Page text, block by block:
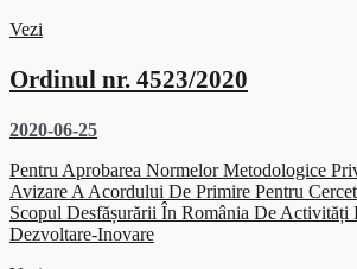
Vezi
Ordinul nr. 4523/2020
2020-06-25
Pentru Aprobarea Normelor Metodologice
Avizare A Acordului De Primire Pentru
Scopul Desfășurării În România De Activități
Dezvoltare-Inovare